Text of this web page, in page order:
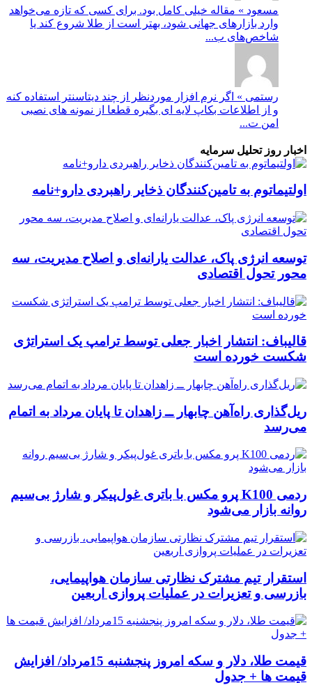
مسعود » مقاله خیلی کامل بود. برای کسی که تازه می‌خواهد
وارد بازارهای جهانی شود، بهتر است از طلا شروع کند یا
شاخص‌های ب...
رستمی » اگر نرم افزار موردنظر از چند دیتاسنتر استفاده کنه
و از اطلاعات بکاپ لایه ای بگیره قطعا از نمونه های نصبی
امن ت...
اخبار روز تحلیل سرمایه
اولتیماتوم به تامین‌کنندگان ذخایر راهبردی دارو+نامه
توسعه انرژی پاک، عدالت یارانه‌ای و اصلاح مدیریت، سه
محور تحول اقتصادی
قالیباف: انتشار اخبار جعلی توسط ترامپ یک استراتژی
شکست خورده است
ریل‌گذاری راه‌آهن چابهار ــ زاهدان تا پایان مرداد به اتمام
می‌رسد
ردمی K100 پرو مکس با باتری غول‌پیکر و شارژ بی‌سیم
روانه بازار می‌شود
استقرار تیم مشترک نظارتی سازمان هواپیمایی،
بازرسی و تعزیرات در عملیات پروازی اربعین
قیمت طلا، دلار و سکه امروز پنجشنبه 15مرداد/ افزایش
قیمت ها + جدول